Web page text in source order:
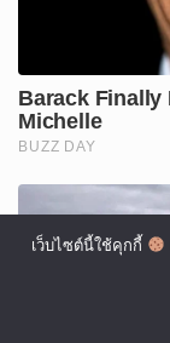
เว็บไซต์นี้ใช้คุกกี้